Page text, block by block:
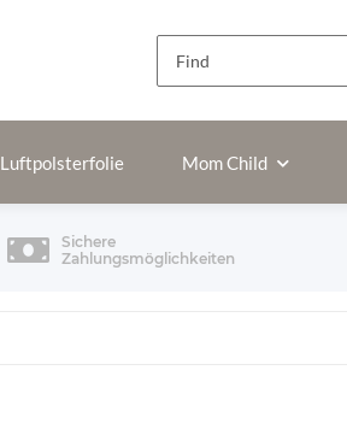
Luftpolsterfolie Mom Child
Sichere
Zahlungsmöglichkeiten